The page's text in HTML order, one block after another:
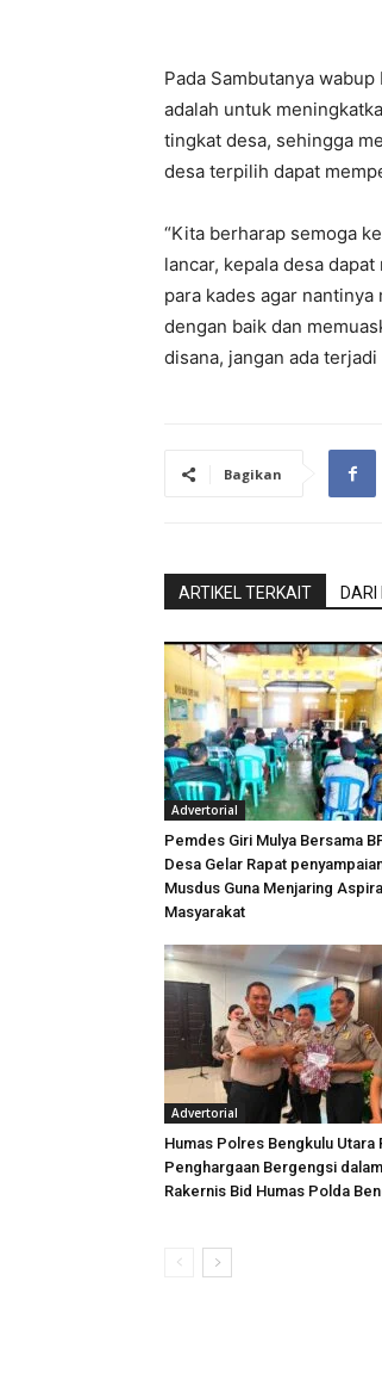
Pada Sambutanya
adalah untuk
tingkat desa, sehingga
desa terpilih dapat
“Kita berharap semoga
lancar, kepala desa
para kades agar
dengan baik dan
disana, jangan ada
Bagikan
ARTIKEL TERKAIT DARI
Advertorial
Pemdes Giri Mulya Bersama
Desa Gelar Rapat
Musdus Guna Menjaring
Masyarakat
Advertorial
Humas Polres Bengkulu Utara
Penghargaan Bergengsi dalam
Rakernis Bid Humas Polda